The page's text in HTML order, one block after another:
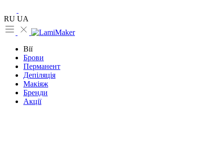
RU UA
Вії
Брови
Перманент
Депіляція
Макіяж
Бренди
Акції